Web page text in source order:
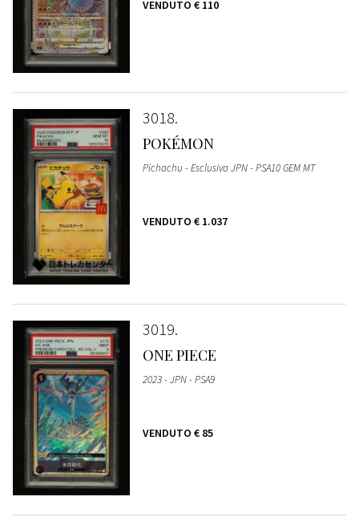
VENDUTO € 110
3018
POKÉMON
Pichachu - Esclusiva JPN - PSA10 GEM MT
VENDUTO € 1.037
3019
ONE PIECE
2023 - JPN - PSA9
VENDUTO € 85